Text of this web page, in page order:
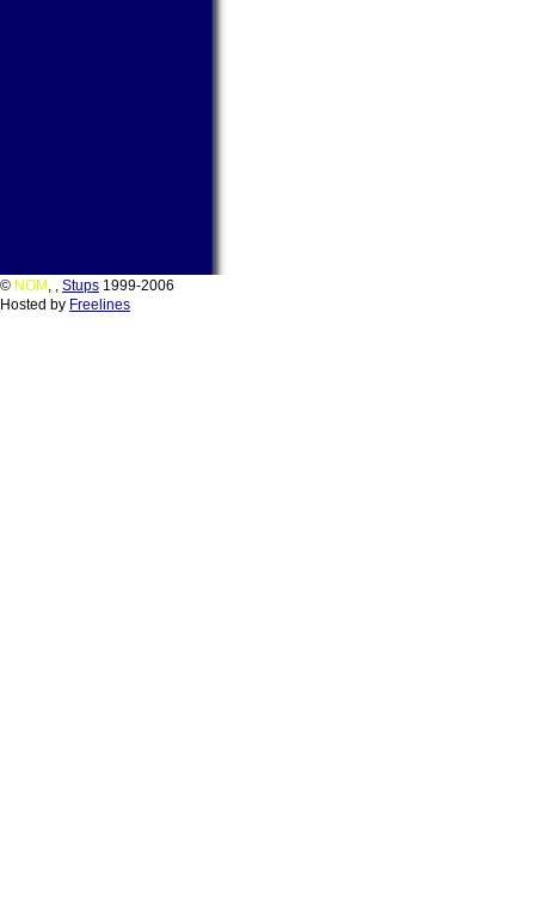
© NOM , , Stups 1999-2006
Hosted by Freelines